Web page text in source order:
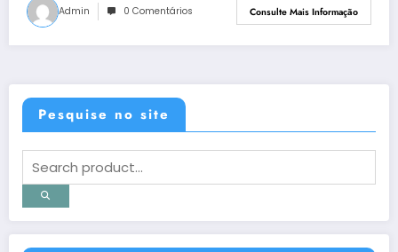
Admin 0 Comentários Consulte Mais Informação
Pesquise no site